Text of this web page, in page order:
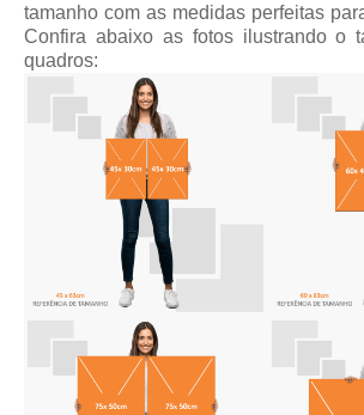
tamanho com as medidas perfeitas
Confira abaixo as fotos ilustrando o
quadros: